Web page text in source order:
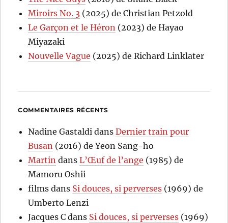
Miroirs No. 3 (2025) de Christian Petzold
Le Garçon et le Héron (2023) de Hayao
Miyazaki
Nouvelle Vague (2025) de Richard Linklater
COMMENTAIRES RÉCENTS
Nadine Gastaldi dansDernier train pour
Busan (2016) de Yeon Sang-ho
Martin dansL’Œuf de l’ange (1985) de
Mamoru Oshii
films dans Si douces, si perverses (1969) de
Umberto Lenzi
Jacques C dans Si douces, si perverses (1969)